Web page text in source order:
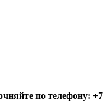
по телефону: +7